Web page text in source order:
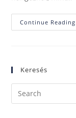
Continue Reading
Keresés